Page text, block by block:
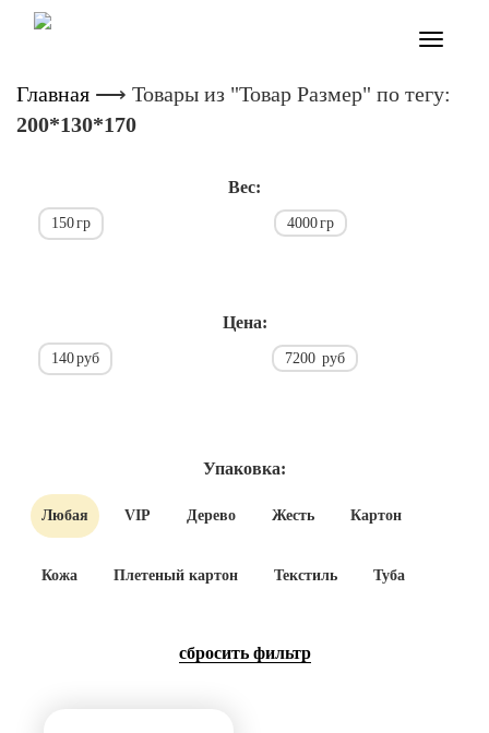
Toggle
Главная ⟶ Товары из "Товар Размер" по тегу:
200*130*170
Вес:
150гр 4000гр
Цена:
140руб 7200 руб
Упаковка:
Любая VIP Дерево Жесть Картон
Кожа Плетеный картон Текстиль Туба
cбросить фильтр